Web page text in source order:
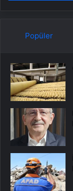
Popüler